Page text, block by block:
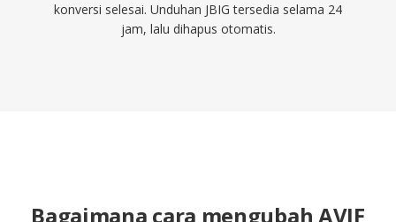
konversi selesai. Unduhan JBIG tersedia selama 24
jam, lalu dihapus otomatis.
Bagaimana cara mengubah AVIF